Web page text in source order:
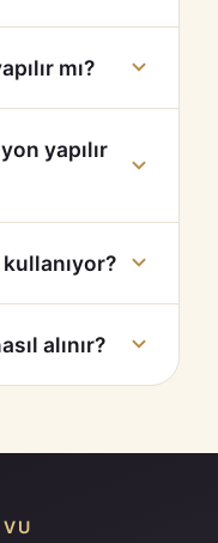
mı?
yapılır
alınır?